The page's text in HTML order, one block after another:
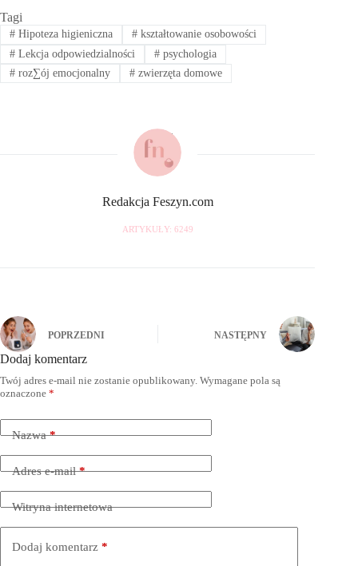
Tagi
#Hipoteza higieniczna #kształtowanie osobowości
#Lekcja odpowiedzialności #psychologia
#roz∑ój emocjonalny #zwierzęta domowe
Redakcja Feszyn.com
ARTYKUŁY: 6249
POPRZEDNI NASTĘPNY
Dodaj komentarz
Twój adres e-mail nie zostanie opublikowany. Wymagane pola są
oznaczone *
Nazwa*
Adres e-mail*
Witryna internetowa
Dodaj komentarz *